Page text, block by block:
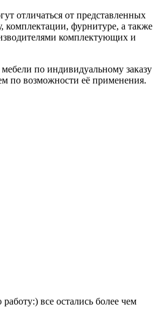
отличаться от представленных
комплектации, фурнитуре, а также
комплектующих и
по индивидуальному заказу
по возможности её применения.
все остались более чем